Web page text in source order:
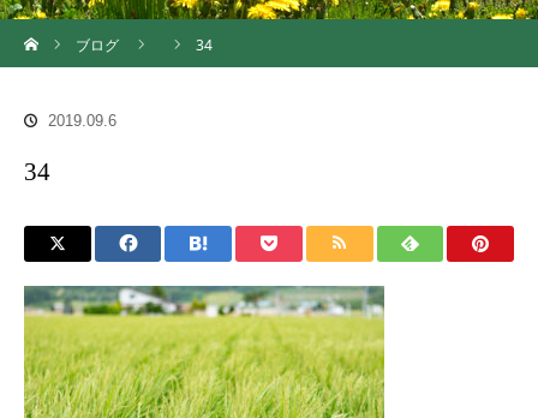
ブログ
34
2019.09.6
34